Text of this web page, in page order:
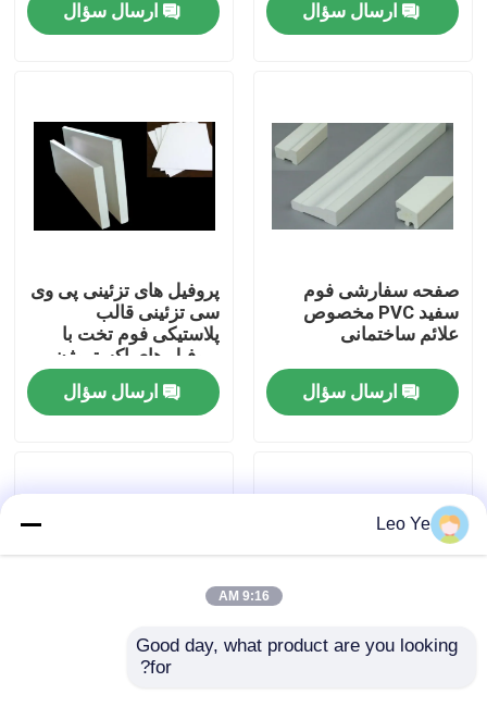
محصولات
ویدیو
درباره ما
تور کارخانه
کنترل کیفیت
با ما تماس بگیرید
اخبار
ارسال سؤال
ارسال سؤال
صفحه سفارشی فوم
سفید PVC مخصوص
علائم ساختمانی
ارسال سؤال
پروفیل های تزئینی پی وی
سی تزئینی قالب
پلاستیکی فوم تخت با
پروفیل های اکستروژن
PVC
ارسال سؤال
دامن توری تزئینی پی وی
Leo Ye
9:16 AM
Good day, what product are you looking
for?